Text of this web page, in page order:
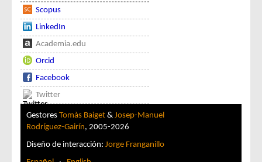
Scopus
LinkedIn
Academia.edu
Orcid
Facebook
Twitter
Gestores Tomàs Baiget & Josep-Manuel
Rodríguez-Gairín, 2005-2026
Diseño de interacción: Jorge Franganillo